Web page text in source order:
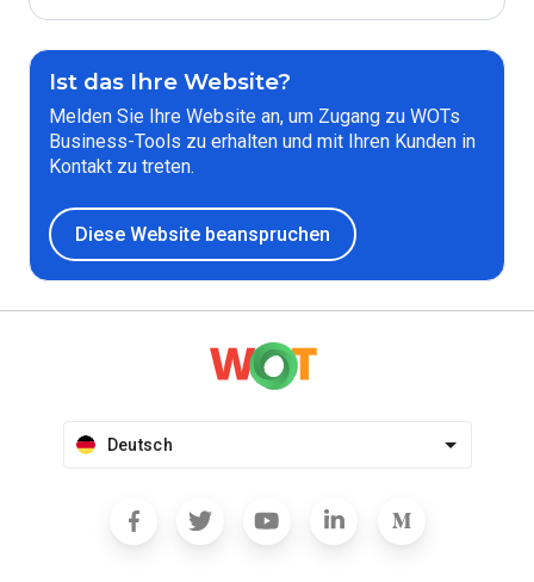
Ist das Ihre Website?
Melden Sie Ihre Website an, um Zugang zu WOTs
Business-Tools zu erhalten und mit Ihren Kunden in
Kontakt zu treten.
Diese Website beanspruchen
Deutsch